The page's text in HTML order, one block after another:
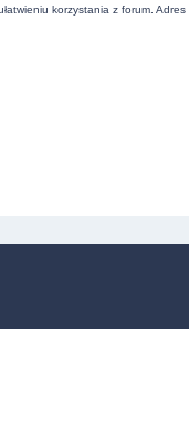
korzystania z forum.